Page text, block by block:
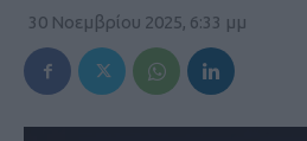
30 Νοεμβρίου 2025, 6:33 μμ